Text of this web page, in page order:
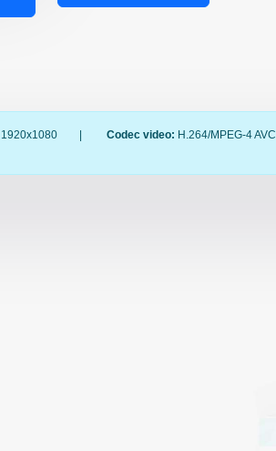
1920x1080 | Codec video: H.264/MPEG-4 AVC